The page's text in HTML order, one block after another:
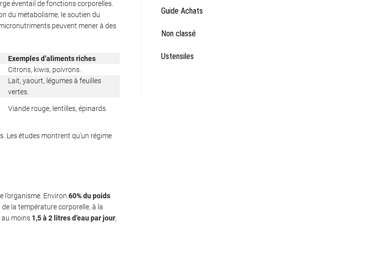
éventail de fonctions corporelles.
du métabolisme, le soutien du
peuvent mener à des
Exemples d’aliments riches
Citrons, kiwis, poivrons.
Lait, yaourt, légumes à feuilles
vertes.
Viande rouge, lentilles, épinards.
Les études montrent qu’un régime
Environ 60% du poids
la température corporelle, à la
au moins 1,5 à 2 litres d’eau par jour,
Guide Achats
Non classé
Ustensiles